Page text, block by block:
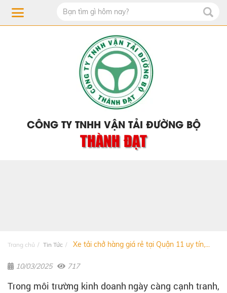
CÔNG TY TNHH VẬN TẢI ĐƯỜNG BỘ
THÀNH ĐẠT
Trang chủ Tin Tức Xe tải chở hàng giá rẻ tại Quận 11 uy tín,...
10/03/2025 717
Trong môi trường kinh doanh ngày càng cạnh tranh,